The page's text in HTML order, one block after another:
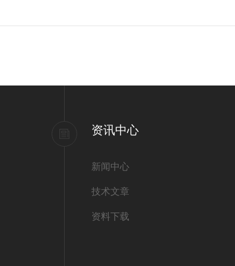
资讯中心
新闻中心
技术文章
资料下载